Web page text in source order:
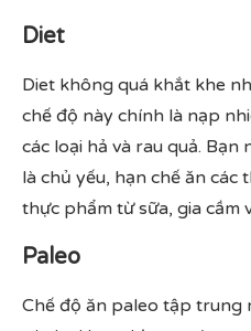
Diet
Diet không quá khắt khe
chế độ này chính là nạp
các loại hả và rau quả.
là chủ yếu, hạn chế ăn
thực phẩm từ sữa, gia cầm
Paleo
Chế độ ăn paleo tập trung